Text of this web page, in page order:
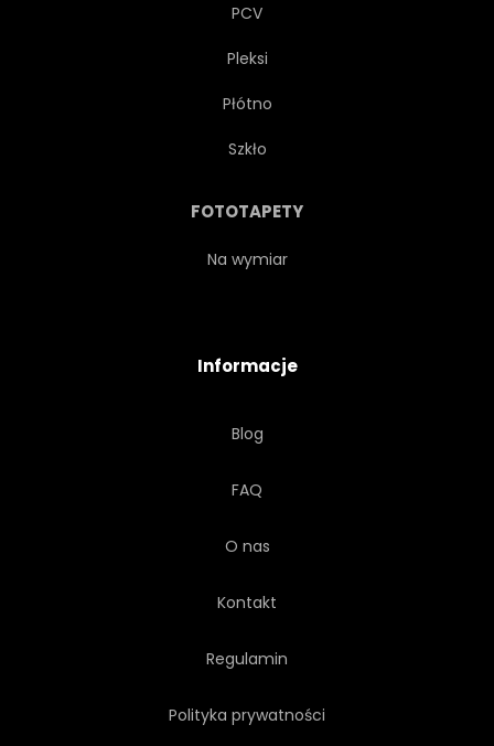
PCV
Pleksi
Płótno
Szkło
FOTOTAPETY
Na wymiar
Informacje
Blog
FAQ
O nas
Kontakt
Regulamin
Polityka prywatności